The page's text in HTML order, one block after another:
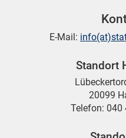
E-Mail:
Standort
20099
Telefon: 040